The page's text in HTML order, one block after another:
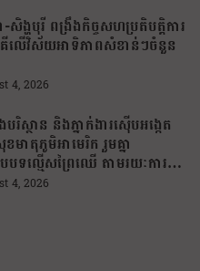
-សិង្ហបុរី ពង្រឹងកិច្ចសហប្រតិបត្តិការ
គីលើវិស័យអាទិភាពសំខាន់ៗចំនួន
4, 2026
រិស្ថាន និងភ្នាក់ងារស៊ើបអង្កេត
មាតុភូមិអាមេរិក រួមគ្នា
បបទល្មើសព្រៃឈើ តាមរយៈការប្រើ
ចេកវិទ្យា
4, 2026